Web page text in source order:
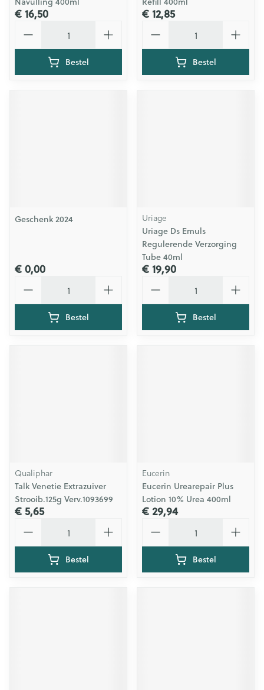
€ 16,50
Bestel
€ 12,85
Bestel
Geschenk 2024
€ 0,00
Bestel
Uriage
Uriage Ds Emuls
Regulerende Verzorging
Tube 40ml
€ 19,90
Bestel
Qualiphar
Talk Venetie Extrazuiver
Strooib.125g Verv.1093699
€ 5,65
Bestel
Eucerin
Eucerin Urearepair Plus
Lotion 10% Urea 400ml
€ 29,94
Bestel